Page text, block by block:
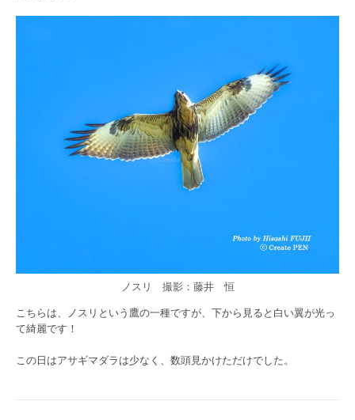
ノスリ 撮影：藤井 恒
こちらは、ノスリという鷹の一種ですが、下から見ると白い翼が光っ
て綺麗です！
この日はアサギマダラは少なく、数頭見かけただけでした。